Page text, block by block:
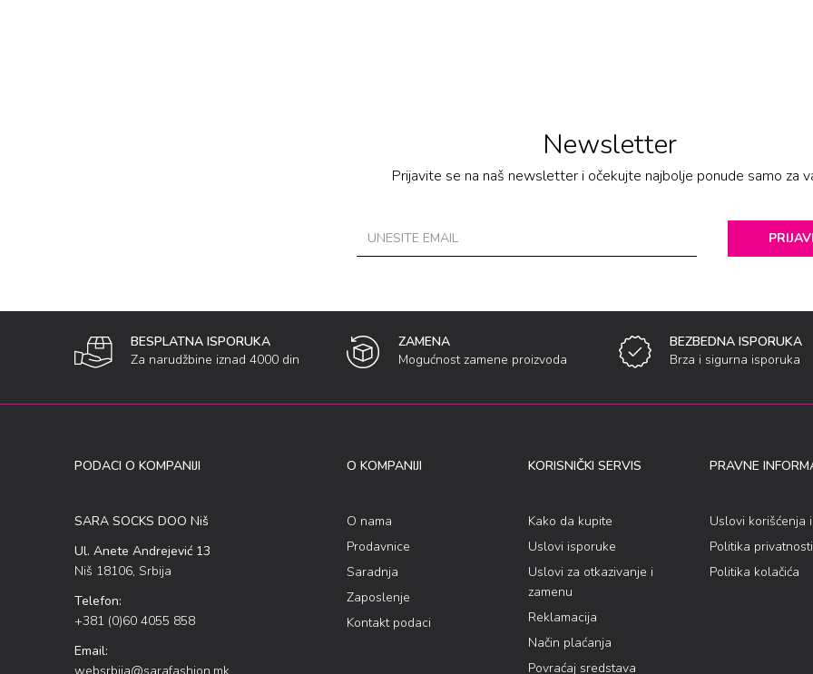
Newsletter
Prijavite se na naš newsletter i očekujte najbolje ponude samo za
BESPLATNA ISPORUKA
Za narudžbine iznad 4000 din
ZAMENA
Mogućnost zamene proizvoda
BEZBEDNA ISPORUKA
Brza i sigurna isporuka
PODACI O KOMPANIJI
SARA SOCKS DOO Niš
Ul. Anete Andrejević 13
Niš 18106, Srbija
Telefon:
+381 (0)60 4055 858
Email:
O KOMPANIJI
O nama
Prodavnice
Saradnja
Zaposlenje
Kontakt podaci
KORISNIČKI SERVIS
Kako da kupite
Uslovi isporuke
Uslovi za otkazivanje i
zamenu
Reklamacija
Način plaćanja
Povraćaj sredstava
PRAVNE
Uslovi korišćenja
Politika privatnosti
Politika kolačića